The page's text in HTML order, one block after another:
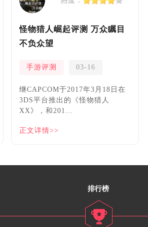
怪物猎人崛起评测 万众瞩目
不负众望
手游评测 03-16
继CAPCOM于2017年3月18日在
3DS平台推出的《怪物猎人
XX》，和201...
正文详情>>
排行榜